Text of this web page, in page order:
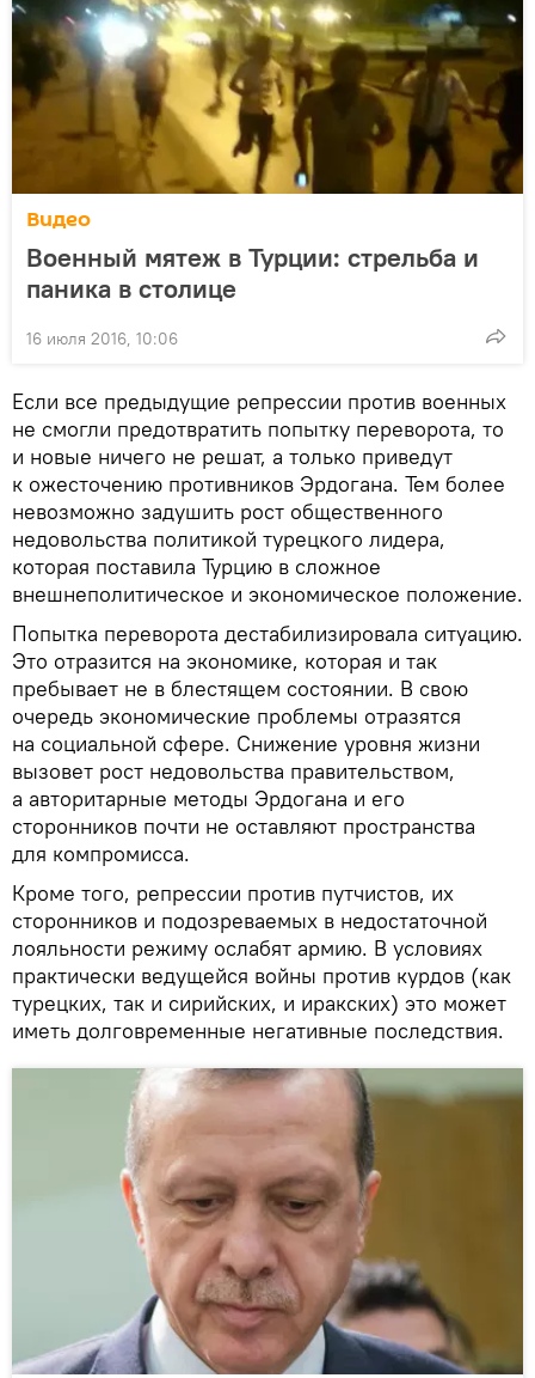
Видео
Военный мятеж в Турции: стрельба и
паника в столице
16 июля 2016, 10:06
Если все предыдущие репрессии против военных
не смогли предотвратить попытку переворота, то
и новые ничего не решат, а только приведут
к ожесточению противников Эрдогана. Тем более
невозможно задушить рост общественного
недовольства политикой турецкого лидера,
которая поставила Турцию в сложное
внешнеполитическое и экономическое положение.
Попытка переворота дестабилизировала ситуацию.
Это отразится на экономике, которая и так
пребывает не в блестящем состоянии. В свою
очередь экономические проблемы отразятся
на социальной сфере. Снижение уровня жизни
вызовет рост недовольства правительством,
а авторитарные методы Эрдогана и его
сторонников почти не оставляют пространства
для компромисса.
Кроме того, репрессии против путчистов, их
сторонников и подозреваемых в недостаточной
лояльности режиму ослабят армию. В условиях
практически ведущейся войны против курдов (как
турецких, так и сирийских, и иракских) это может
иметь долговременные негативные последствия.